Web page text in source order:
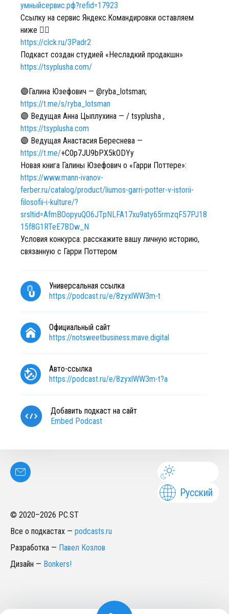
умныйсервис.рф?refid=17923
Ссылку на сервис Яндекс.Командировки оставляем
ниже 👇🏻
https://clck.ru/3Padr2
Подкаст создан студией «Несладкий продакшн»
https://tsyplusha.com/
🟣Галина Юзефович — @ryba_lotsman;
https://t.me/s/ryba_lotsman
🟣 Ведущая Анна Цыплухина — / tsyplusha ,
https://tsyplusha.com
🟣 Ведущая Анастасия Береснева —
https://t.me/+C0p7JU9bPX5kODYy
Новая книга Галины Юзефович о «Гарри Поттере»:
https://www.mann-ivanov-
ferber.ru/catalog/product/liumos-garri-potter-v-istorii-
filosofii-i-kulture/?
srsltid=AfmBOopyuQO6JTpNLFA17xu9aty65rmzqF57PJ18
15f8G1RTeE7BDw_N
Условия конкурса: расскажите вашу личную историю,
связанную с Гарри Поттером
Универсальная ссылка
https://podcast.ru/e/8zyxlWW3m-t
Официальный сайт
https://notsweetbusiness.mave.digital
Авто-ссылка
https://podcast.ru/e/8zyxlWW3m-t?a
Добавить подкаст на сайт
Embed Podcast
Русский
© 2020–2026 PC.ST
Все о подкастах — podcasts.ru
Разработка — Павел Козлов
Дизайн — Bonkers!